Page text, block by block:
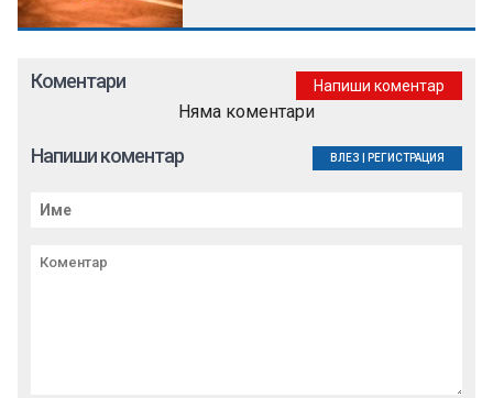
Коментари Напиши коментар
Няма коментари
Напиши коментар ВЛЕЗ РЕГИСТРАЦИЯ